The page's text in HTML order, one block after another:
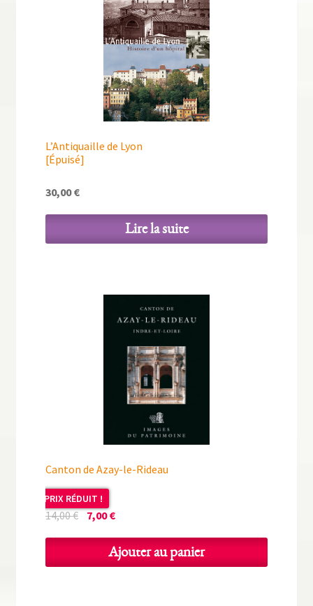
L’Antiquaille de Lyon
[Épuisé]
30,00€
Lire la suite
Canton de Azay-le-Rideau
PRIX RÉDUIT !
14,00€Le
était :
7,00€Le
actuel
est :
Ajouter au panier